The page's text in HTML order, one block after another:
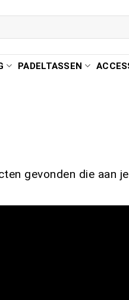
PADELTASSEN
gevonden die aan